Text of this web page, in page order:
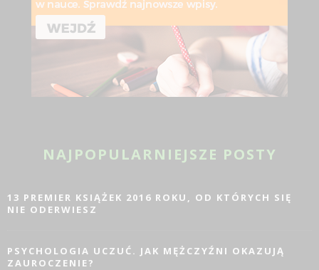
NAJPOPULARNIEJSZE POSTY
13 PREMIER KSIĄŻEK 2016 ROKU, OD KTÓRYCH SIĘ
NIE ODERWIESZ
PSYCHOLOGIA UCZUĆ. JAK MĘŻCZYŹNI OKAZUJĄ
ZAUROCZENIE?